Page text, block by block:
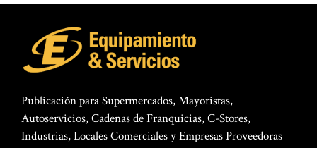
Publicación para Supermercados, Mayoristas,
Autoservicios, Cadenas de Franquicias, C-Stores,
Industrias, Locales Comerciales y Empresas Proveedoras